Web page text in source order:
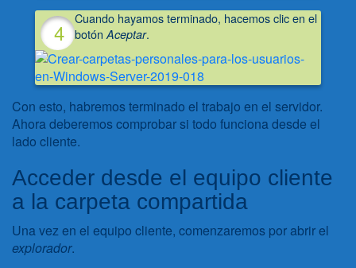
Cuando hayamos terminado, hacemos clic en el
botónAceptar.
Con esto, habremos terminado el trabajo en el servidor.
Ahora deberemos comprobar si todo funciona desde el
lado cliente.
Acceder desde el equipo cliente
a la carpeta compartida
Una vez en el equipo cliente, comenzaremos por abrir el
explorador.